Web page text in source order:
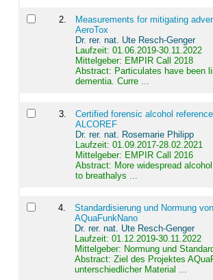
2.
Measurements for mitigating
AeroTox
Dr. rer. nat. Ute Resch-Genger
Laufzeit: 01.06.2019-30.11.2022
Mittelgeber: EMPIR Call 2018
Abstract: Particulates have been
dementia. Curre ...
3.
Certified forensic alcohol
ALCOREF
Dr. rer. nat. Rosemarie Philipp
Laufzeit: 01.09.2017-28.02.2021
Mittelgeber: EMPIR Call 2016
Abstract: More widespread
to breathalys ...
4.
Standardisierung und Normung
AQuaFunkNano
Dr. rer. nat. Ute Resch-Genger
Laufzeit: 01.12.2019-30.11.2022
Mittelgeber: Normung und
Abstract:Ziel des Projektes
unterschiedlicher Material ...